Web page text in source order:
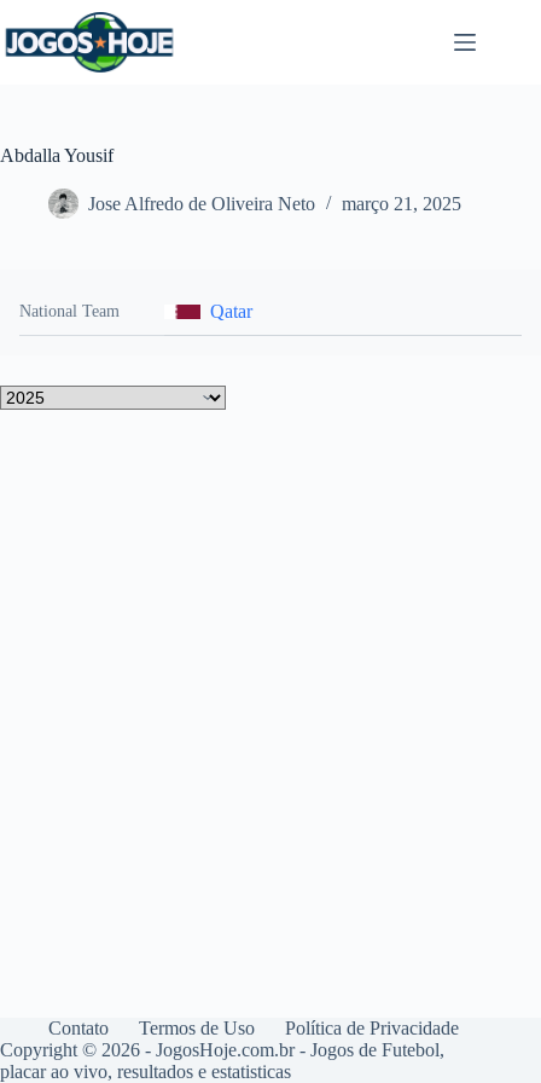
para
o
Abdalla Yousif
Jose Alfredo de Oliveira Neto março 21, 2025
National Team Qatar
Contato Termos de Uso
Política de Privacidade
Copyright © 2026 - JogosHoje.com.br - Jogos de Futebol,
placar ao vivo, resultados e estatisticas